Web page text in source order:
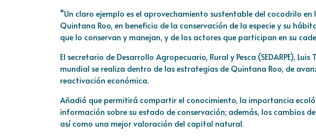
“Un claro ejemplo es el aprovechamiento sustentable del cocodrilo
Quintana Roo, en beneficio de la conservación de la especie y su
que lo conservan y manejan, y de los actores que participan en su
El secretario de Desarrollo Agropecuario, Rural y Pesca (SEDARPE),
mundial se realiza dentro de las estrategias de Quintana Roo, de
reactivación económica.
Añadió que permitirá compartir el conocimiento, la importancia
información sobre su estado de conservación; además, los cambios
así como una mejor valoración del capital natural.